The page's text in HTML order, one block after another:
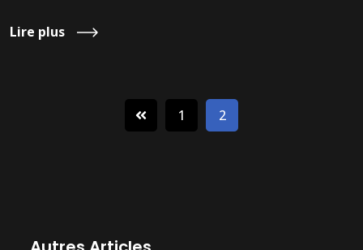
Lire plus
1 2